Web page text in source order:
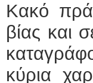
Κακό
βίας και
κύρια